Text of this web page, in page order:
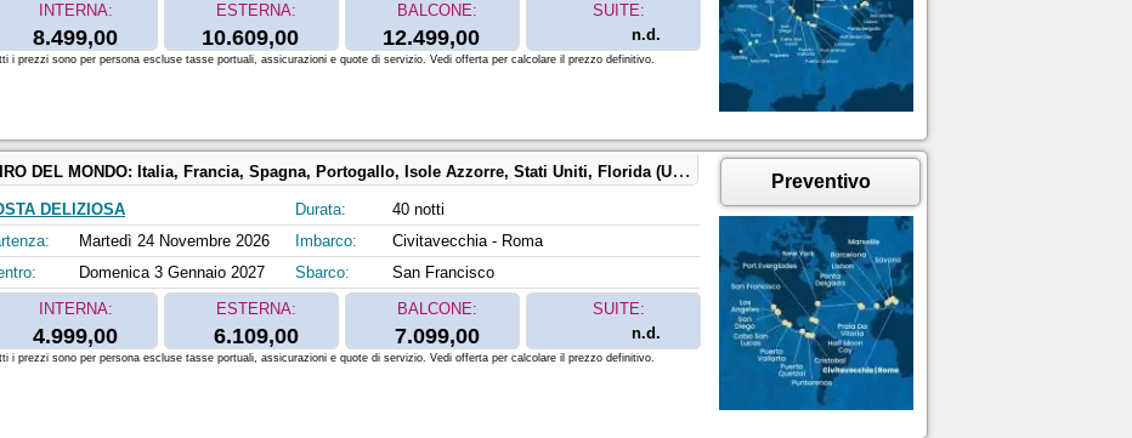
INTERNA:
8.499,00
ESTERNA:
10.609,00
BALCONE:
12.499,00
SUITE:
n.d.
i prezzi sono per persona escluse tasse portuali, assicurazioni e quote di servizio. Vedi offerta per calcolare il prezzo definitivo.
DEL MONDO: Italia, Francia, Spagna, Portogallo, Isole Azzorre, Stati Uniti, Florida (USA), Messico, Stati Uniti
DELIZIOSA
Martedì 24 Novembre 2026
Domenica 3 Gennaio 2027
Durata:
40 notti
Imbarco:
Civitavecchia - Roma
Sbarco:
San Francisco
INTERNA:
4.999,00
ESTERNA:
6.109,00
BALCONE:
7.099,00
SUITE:
n.d.
Preventivo
i prezzi sono per persona escluse tasse portuali, assicurazioni e quote di servizio. Vedi offerta per calcolare il prezzo definitivo.